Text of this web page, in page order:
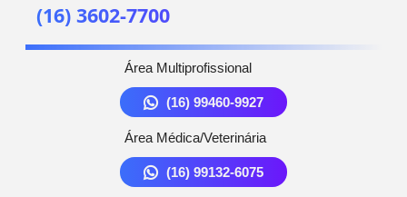
(16) 3602-7700
Área Multiprofissional
(16) 99460-9927
Área Médica/Veterinária
(16) 99132-6075